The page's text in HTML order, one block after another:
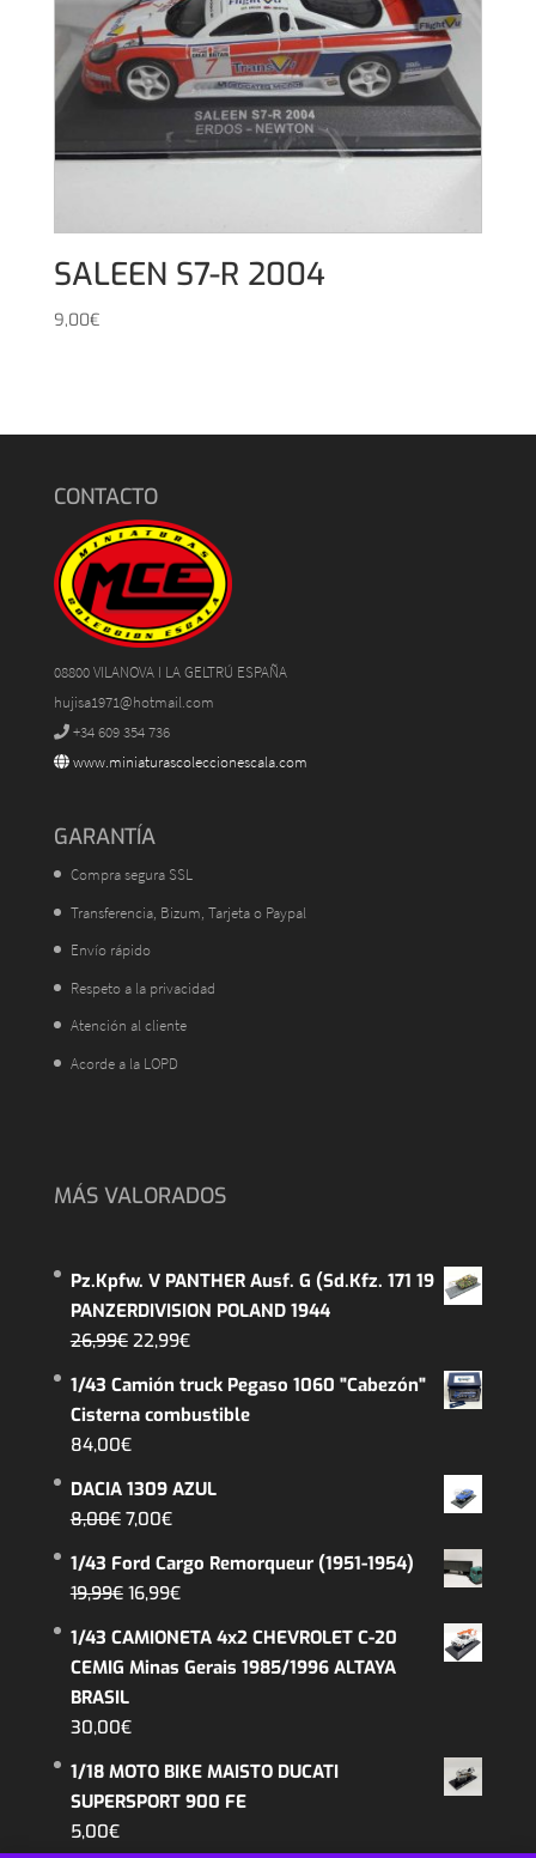
SALEEN S7-R 2004
9,00€
CONTACTO
08800 VILANOVA I LA GELTRÚ ESPAÑA
hujisa1971@hotmail.com
+34 609 354 736
www.miniaturascoleccionescala.com
GARANTÍA
Compra segura SSL
Transferencia, Bizum, Tarjeta o Paypal
Envío rápido
Respeto a la privacidad
Atención al cliente
Acorde a la LOPD
MÁS VALORADOS
Pz.Kpfw. V PANTHER Ausf. G (Sd.Kfz. 171 19
PANZERDIVISION POLAND 1944
26,99€ El
original
era:
26,99€.
22,99€El
actual
es:
1/43 Camión truck Pegaso 1060 "Cabezón"
Cisterna combustible
84,00€
DACIA 1309 AZUL
8,00€ El
original
era:
8,00€.
7,00€El
actual
es:
7,00€.
1/43 Ford Cargo Remorqueur (1951-1954)
19,99€ El
original
era:
19,99€.
16,99€El
actual
es:
1/43 CAMIONETA 4x2 CHEVROLET C-20
CEMIG Minas Gerais 1985/1996 ALTAYA
BRASIL
30,00€
1/18 MOTO BIKE MAISTO DUCATI
SUPERSPORT 900 FE
5,00€